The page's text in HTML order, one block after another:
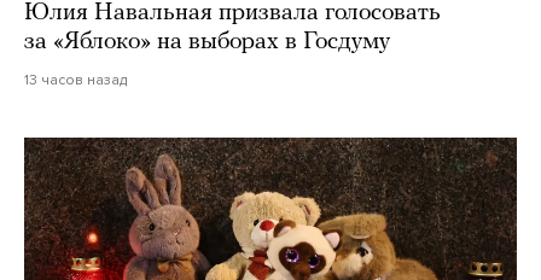
Юлия Навальная призвала голосовать
за «Яблоко» на выборах в Госдуму
13 часов назад